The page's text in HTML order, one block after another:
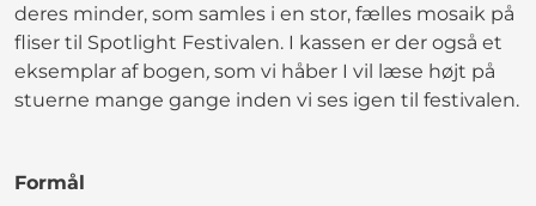
deres minder, som samles i en stor, fælles mosaik på
fliser til Spotlight Festivalen. I kassen er der også et
eksemplar af bogen, som vi håber I vil læse højt på
stuerne mange gange inden vi ses igen til festivalen.
Formål